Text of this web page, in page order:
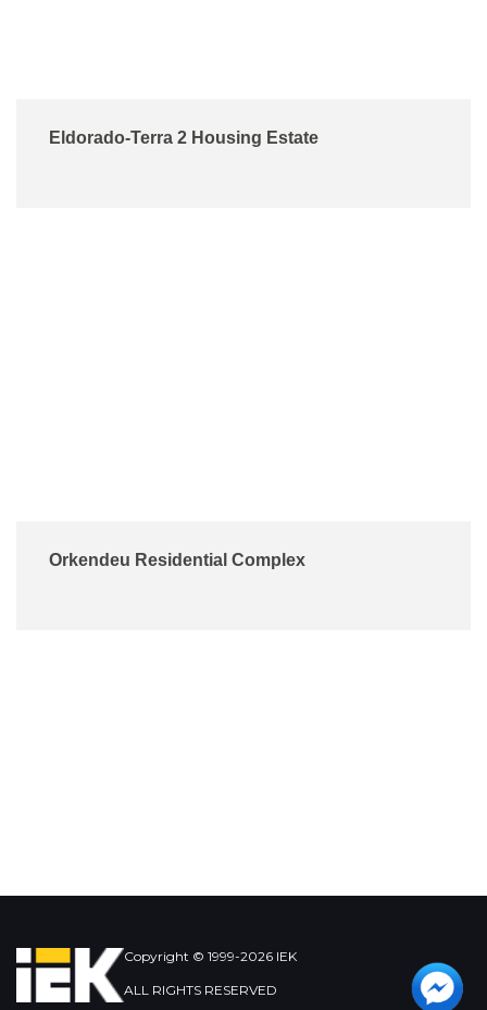
Eldorado-Terra 2 Housing Estate
Orkendeu Residential Complex
Copyright © 1999-2026 IEK
ALL RIGHTS RESERVED